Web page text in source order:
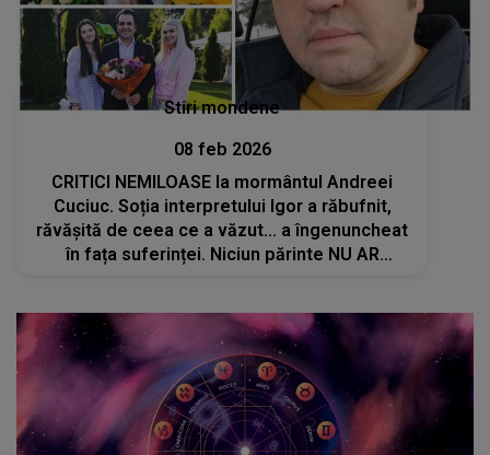
Stiri mondene
08 feb 2026
CRITICI NEMILOASE la mormântul Andreei
Cuciuc. Soția interpretului Igor a răbufnit,
răvășită de ceea ce a văzut... a îngenuncheat
în fața suferinței. Niciun părinte NU AR